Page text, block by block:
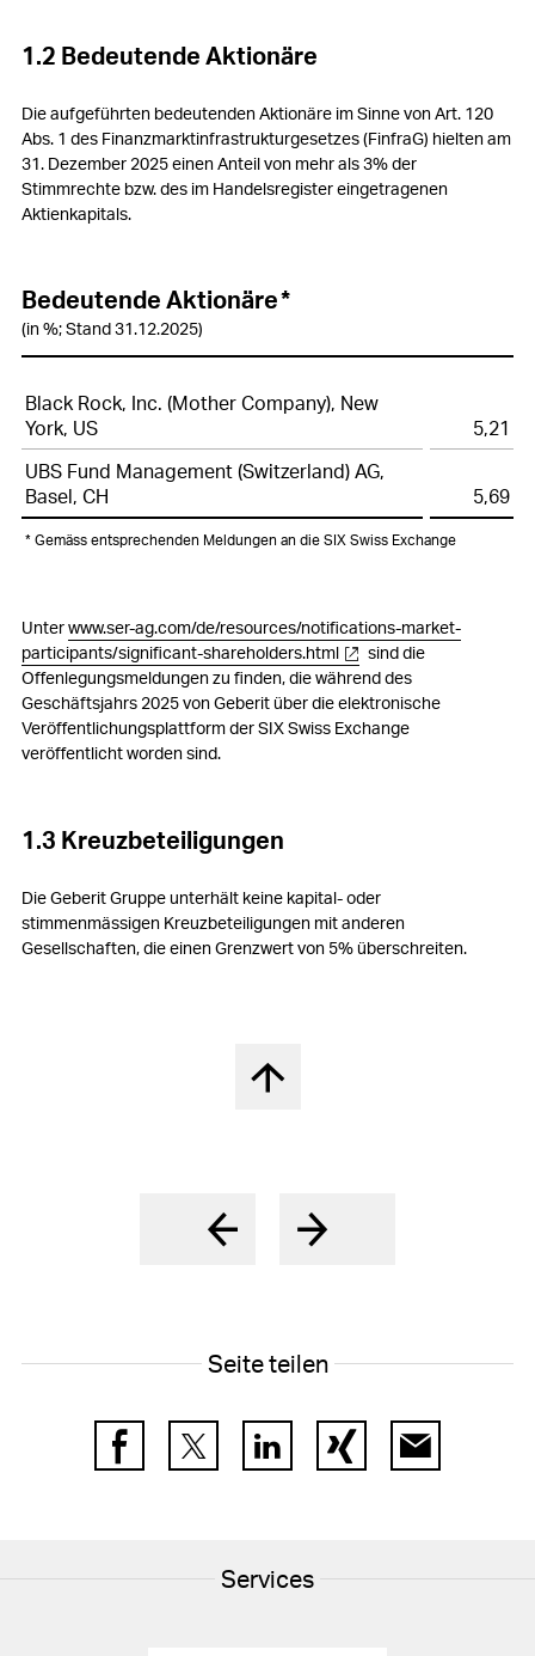
1.2 Bedeutende Aktionäre
Die aufgeführten bedeutenden Aktionäre im Sinne von Art. 120
Abs. 1 des Finanzmarktinfrastrukturgesetzes (FinfraG) hielten am
31. Dezember 2025 einen Anteil von mehr als 3% der
Stimmrechte bzw. des im Handelsregister eingetragenen
Aktienkapitals.
Bedeutende Aktionäre*
(in %; Stand 31.12.2025)
Black Rock, Inc. (Mother Company), New
York, US
5,21
UBS Fund Management (Switzerland) AG,
Basel, CH
5,69
* Gemäss entsprechenden Meldungen an die SIX Swiss Exchange
Unterwww.ser-ag.com/de/resources/notifications-market-
participants/significant-shareholders.html
sind die
Offenlegungsmeldungen zu finden, die während des
Geschäftsjahrs 2025 von Geberit über die elektronische
Veröffentlichungsplattform der SIX Swiss Exchange
veröffentlicht worden sind.
1.3 Kreuzbeteiligungen
Die Geberit Gruppe unterhält keine kapital- oder
stimmenmässigen Kreuzbeteiligungen mit anderen
Gesellschaften, die einen Grenzwert von 5% überschreiten.
Nach oben springen
Seite teilen
FacebookTwitter LinkedIn Xing E-Mail
Services